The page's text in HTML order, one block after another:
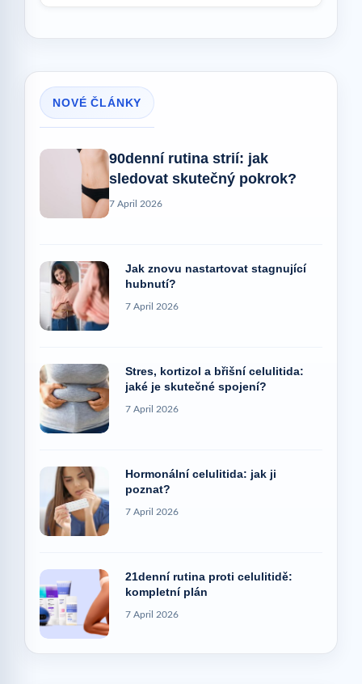
NOVÉ ČLÁNKY
90denní rutina strií: jak
sledovat skutečný pokrok?
7 April 2026
Jak znovu nastartovat stagnující
hubnutí?
7 April 2026
Stres, kortizol a břišní celulitida:
jaké je skutečné spojení?
7 April 2026
Hormonální celulitida: jak ji
poznat?
7 April 2026
21denní rutina proti celulitidě:
kompletní plán
7 April 2026